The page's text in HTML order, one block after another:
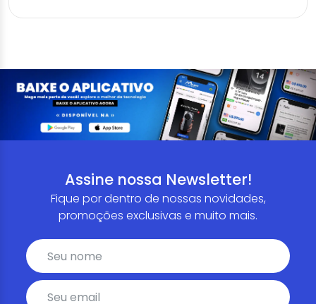
Assine nossa Newsletter!
Fique por dentro de nossas novidades,
promoções exclusivas e muito mais.